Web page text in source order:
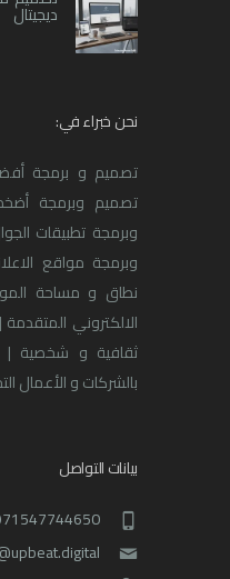
ديجيتال
نحن خبراء في:
تصميم و برمجة
تصميم وبرمجة أضخم
وبرمجة تطبيقات
وبرمجة مواقع
نطاق و مساحة
الالكتروني
ثقافية و شخصية |
بالشركات و الأعمال
بيانات التواصل